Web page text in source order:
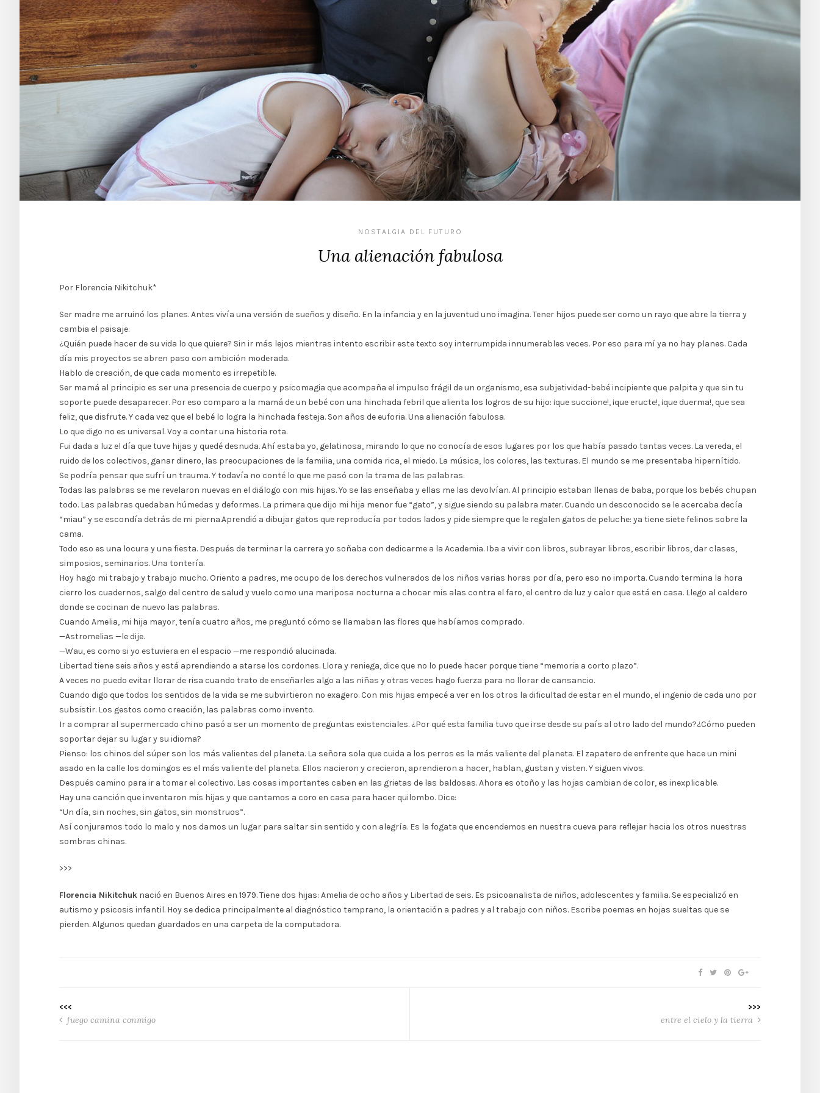
NOSTALGIA DEL FUTURO
Una alienación fabulosa
Por Florencia Nikitchuk*
Ser madre me arruinó los planes. Antes vivía una versión de sueños y diseño. En la infancia y en la juventud uno imagina. Tener hijos puede ser como un rayo que abre la tierra y
cambia el paisaje.
¿Quién puede hacer de su vida lo que quiere? Sin ir más lejos mientras intento escribir este texto soy interrumpida innumerables veces. Por eso para mí ya no hay planes. Cada
día mis proyectos se abren paso con ambición moderada.
Hablo de creación, de que cada momento es irrepetible.
Ser mamá al principio es ser una presencia de cuerpo y psicomagia que acompaña el impulso frágil de un organismo, esa subjetividad-bebé incipiente que palpita y que sin tu
soporte puede desaparecer. Por eso comparo a la mamá de un bebé con una hinchada febril que alienta los logros de su hijo: ¡que succione!, ¡que eructe!, ¡que duerma!, que sea
feliz, que disfrute. Y cada vez que el bebé lo logra la hinchada festeja. Son años de euforia. Una alienación fabulosa.
Lo que digo no es universal. Voy a contar una historia rota.
Fui dada a luz el día que tuve hijas y quedé desnuda. Ahí estaba yo, gelatinosa, mirando lo que no conocía de esos lugares por los que había pasado tantas veces. La vereda, el
ruido de los colectivos, ganar dinero, las preocupaciones de la familia, una comida rica, el miedo. La música, los colores, las texturas. El mundo se me presentaba hipernítido.
Se podría pensar que sufrí un trauma. Y todavía no conté lo que me pasó con la trama de las palabras.
Todas las palabras se me revelaron nuevas en el diálogo con mis hijas. Yo se las enseñaba y ellas me las devolvían. Al principio estaban llenas de baba, porque los bebés chupan
todo. Las palabras quedaban húmedas y deformes. La primera que dijo mi hija menor fue “gato”, y sigue siendo su palabra mater. Cuando un desconocido se le acercaba decía
“miau” y se escondía detrás de mi pierna.Aprendió a dibujar gatos que reproducía por todos lados y pide siempre que le regalen gatos de peluche: ya tiene siete felinos sobre la
cama.
Todo eso es una locura y una fiesta. Después de terminar la carrera yo soñaba con dedicarme a la Academia. Iba a vivir con libros, subrayar libros, escribir libros, dar clases,
simposios, seminarios. Una tontería.
Hoy hago mi trabajo y trabajo mucho. Oriento a padres, me ocupo de los derechos vulnerados de los niños varias horas por día, pero eso no importa. Cuando termina la hora
cierro los cuadernos, salgo del centro de salud y vuelo como una mariposa nocturna a chocar mis alas contra el faro, el centro de luz y calor que está en casa. Llego al caldero
donde se cocinan de nuevo las palabras.
Cuando Amelia, mi hija mayor, tenía cuatro años, me preguntó cómo se llamaban las flores que habíamos comprado.
—Astromelias —le dije.
—Wau, es como si yo estuviera en el espacio —me respondió alucinada.
Libertad tiene seis años y está aprendiendo a atarse los cordones. Llora y reniega, dice que no lo puede hacer porque tiene “memoria a corto plazo”.
A veces no puedo evitar llorar de risa cuando trato de enseñarles algo a las niñas y otras veces hago fuerza para no llorar de cansancio.
Cuando digo que todos los sentidos de la vida se me subvirtieron no exagero. Con mis hijas empecé a ver en los otros la dificultad de estar en el mundo, el ingenio de cada uno por
subsistir. Los gestos como creación, las palabras como invento.
Ir a comprar al supermercado chino pasó a ser un momento de preguntas existenciales. ¿Por qué esta familia tuvo que irse desde su país al otro lado del mundo?¿Cómo pueden
soportar dejar su lugar y su idioma?
Pienso: los chinos del súper son los más valientes del planeta. La señora sola que cuida a los perros es la más valiente del planeta. El zapatero de enfrente que hace un mini
asado en la calle los domingos es el más valiente del planeta. Ellos nacieron y crecieron, aprendieron a hacer, hablan, gustan y visten. Y siguen vivos.
Después camino para ir a tomar el colectivo. Las cosas importantes caben en las grietas de las baldosas. Ahora es otoño y las hojas cambian de color, es inexplicable.
Hay una canción que inventaron mis hijas y que cantamos a coro en casa para hacer quilombo. Dice:
“Un día, sin noches, sin gatos, sin monstruos”.
Así conjuramos todo lo malo y nos damos un lugar para saltar sin sentido y con alegría. Es la fogata que encendemos en nuestra cueva para reflejar hacia los otros nuestras
sombras chinas.
>>>
Florencia Nikitchuk nació en Buenos Aires en 1979. Tiene dos hijas: Amelia de ocho años y Libertad de seis. Es psicoanalista de niños, adolescentes y familia. Se especializó en
autismo y psicosis infantil. Hoy se dedica principalmente al diagnóstico temprano, la orientación a padres y al trabajo con niños. Escribe poemas en hojas sueltas que se
pierden. Algunos quedan guardados en una carpeta de la computadora.
<<<
fuego camina conmigo
>>>
entre el cielo y la tierra